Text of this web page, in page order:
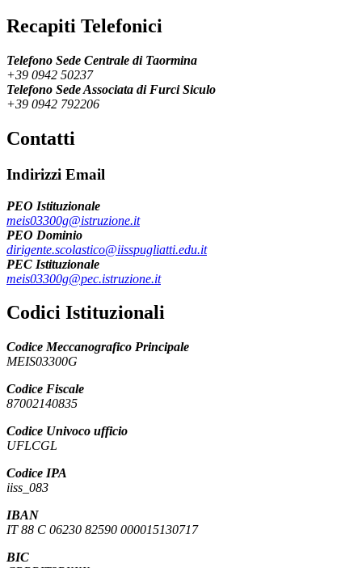
Recapiti Telefonici
Telefono Sede Centrale di Taormina
+39 0942 50237
Telefono Sede Associata di Furci Siculo
+39 0942 792206
Contatti
Indirizzi Email
PEO Istituzionale
meis03300g@istruzione.it
PEO Dominio
dirigente.scolastico@iisspugliatti.edu.it
PEC Istituzionale
meis03300g@pec.istruzione.it
Codici Istituzionali
Codice Meccanografico Principale
MEIS03300G
Codice Fiscale
87002140835
Codice Univoco ufficio
UFLCGL
Codice IPA
iiss_083
IBAN
IT 88 C 06230 82590 000015130717
BIC